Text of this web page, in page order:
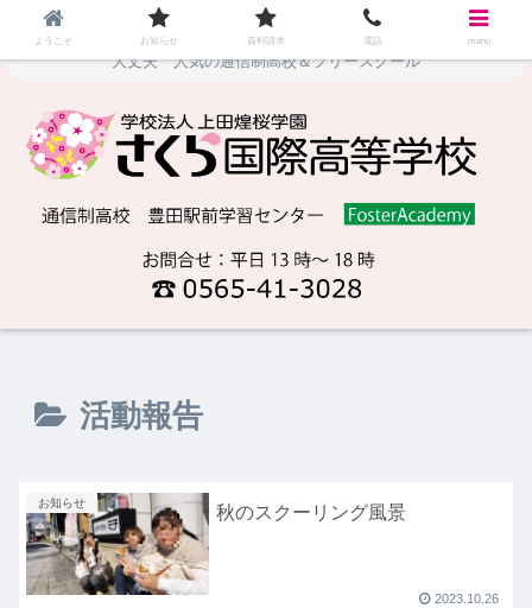
地域や時間にとらわれず、自由な学びを実現！不登校や停学・留年でも
大丈夫 人気の通信制高校＆フリースクール
活動報告
お知らせ 秋のスクーリング風景
2023.10.26
ようこそ お知らせ 資料請求 電話 menu